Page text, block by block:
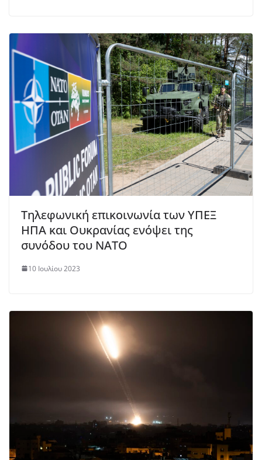
Τηλεφωνική επικοινωνία των ΥΠΕΞ
ΗΠΑ και Ουκρανίας ενόψει της
συνόδου του NATO
10 Ιουλίου 2023